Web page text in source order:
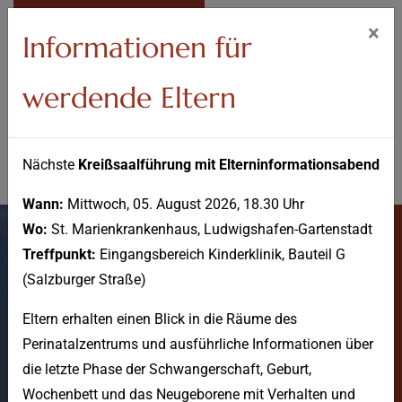
News
Informationen für
werdende Eltern
×
Nächste Kreißsaalführung mit Elterninformationsabend
Wann: Mittwoch, 05. August 2026, 18.30 Uhr
Wo: St. Marienkrankenhaus, Ludwigshafen-Gartenstadt
Treffpunkt: Eingangsbereich Kinderklinik, Bauteil G
(Salzburger Straße)
Eltern erhalten einen Blick in die Räume des
Perinatalzentrums und ausführliche Informationen über
die letzte Phase der Schwangerschaft, Geburt,
Wochenbett und das Neugeborene mit Verhalten und